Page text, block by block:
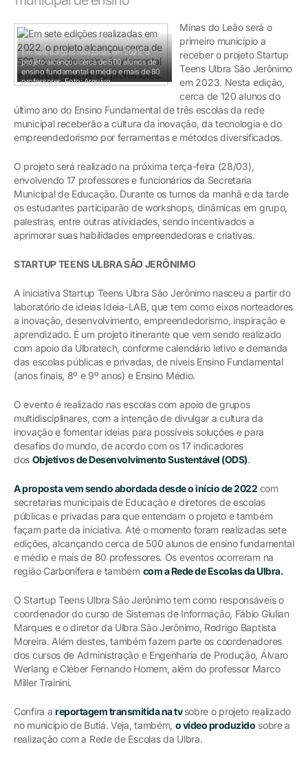
Em sete edições realizadas em 2022, o
projeto alcançou cerca de 500 alunos de
ensino fundamental e médio e mais de 80
professores.Foto: Arquivo
Minas do Leão será o
primeiro município a
receber o projeto Startup
Teens Ulbra São Jerônimo
em 2023. Nesta edição,
cerca de 120 alunos do
último ano do Ensino Fundamental de três escolas da rede
municipal receberão a cultura da inovação, da tecnologia e do
empreendedorismo por ferramentas e métodos diversificados.
O projeto será realizado na próxima terça-feira (28/03),
envolvendo 17 professores e funcionários da Secretaria
Municipal de Educação. Durante os turnos da manhã e da tarde
os estudantes participarão de workshops, dinâmicas em grupo,
palestras, entre outras atividades, sendo incentivados a
aprimorar suas habilidades empreendedoras e criativas.
STARTUP TEENS ULBRA SÃO JERÔNIMO
A iniciativa Startup Teens Ulbra São Jerônimo nasceu a partir do
laboratório de ideias Ideia-LAB, que tem como eixos norteadores
a inovação, desenvolvimento, empreendedorismo, inspiração e
aprendizado. É um projeto itinerante que vem sendo realizado
com apoio da Ulbratech, conforme calendário letivo e demanda
das escolas públicas e privadas, de níveis Ensino Fundamental
(anos finais, 8º e 9º anos) e Ensino Médio.
O evento é realizado nas escolas com apoio de grupos
multidisciplinares, com a intenção de divulgar a cultura da
inovação e fomentar ideias para possíveis soluções e para
desafios do mundo, de acordo com os 17 indicadores
dos Objetivos de Desenvolvimento Sustentável (ODS).
A proposta vem sendo abordada desde o início de 2022 com
secretarias municipais de Educação e diretores de escolas
públicas e privadas para que entendam o projeto e também
façam parte da iniciativa. Até o momento foram realizadas sete
edições, alcançando cerca de 500 alunos de ensino fundamental
e médio e mais de 80 professores. Os eventos ocorreram na
região Carbonífera e também com a Rede de Escolas da Ulbra.
O Startup Teens Ulbra São Jerônimo tem como responsáveis o
coordenador do curso de Sistemas de Informação, Fábio Giulian
Marques e o diretor da Ulbra São Jerônimo, Rodrigo Baptista
Moreira. Além destes, também fazem parte os coordenadores
dos cursos de Administração e Engenharia de Produção, Álvaro
Werlang e Cléber Fernando Homem, além do professor Marco
Miller Trainini.
Confira a reportagem transmitida na tvsobre o projeto realizado
no município de Butiá. Veja, também, o vídeo produzido sobre a
realização com a Rede de Escolas da Ulbra.